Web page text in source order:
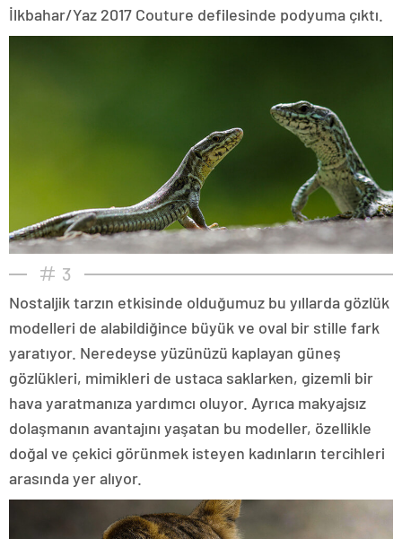
İlkbahar/Yaz 2017 Couture defilesinde podyuma çıktı.
3
Nostaljik tarzın etkisinde olduğumuz bu yıllarda gözlük
modelleri de alabildiğince büyük ve oval bir stille fark
yaratıyor. Neredeyse yüzünüzü kaplayan güneş
gözlükleri, mimikleri de ustaca saklarken, gizemli bir
hava yaratmanıza yardımcı oluyor. Ayrıca makyajsız
dolaşmanın avantajını yaşatan bu modeller, özellikle
doğal ve çekici görünmek isteyen kadınların tercihleri
arasında yer alıyor.